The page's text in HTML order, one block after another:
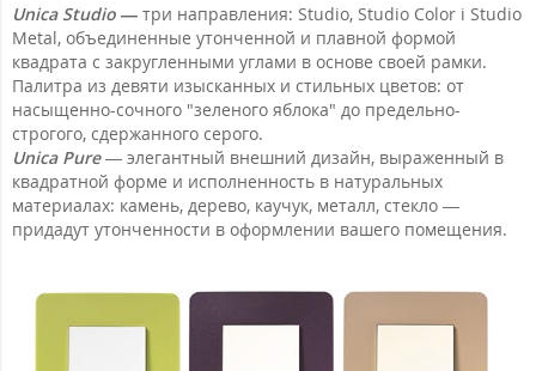
Unica Studio — три направления: Studio, Studio Color і Studio
Metal, объединенные утонченной и плавной формой
квадрата с закругленными углами в основе своей рамки.
Палитра из девяти изысканных и стильных цветов: от
насыщенно-сочного "зеленого яблока" до предельно-
строгого, сдержанного серого.
Unica Pure— элегантный внешний дизайн, выраженный в
квадратной форме и исполненность в натуральных
материалах: камень, дерево, каучук, металл, стекло —
придадут утонченности в оформлении вашего помещения.